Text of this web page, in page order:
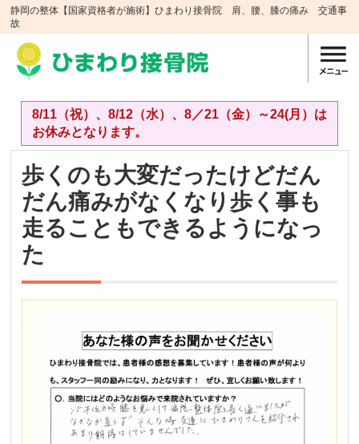
静岡の整体【国家資格者が施術】ひまわり接骨院 肩、腰、膝の痛み 交通事
故
8/11（祝）、8/12（水）、8／21（金）～24(月）は
お休みとなります。
歩くのも大変だったけどだん
だん痛みがなくなり歩く事も
走ることもできるようになっ
た